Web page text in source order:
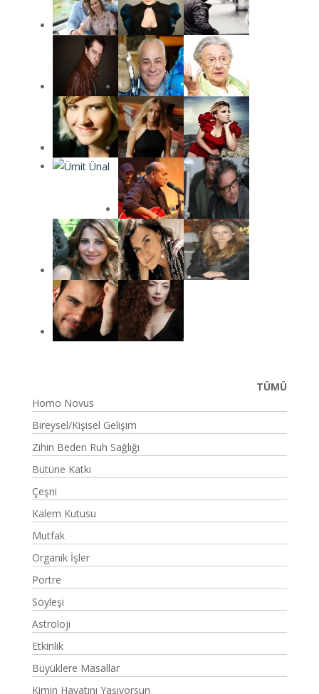
TÜMÜ
Homo Novus
Bireysel/Kişisel Gelişim
Zihin Beden Ruh Sağlığı
Bütüne Katkı
Çeşni
Kalem Kutusu
Mutfak
Organik İşler
Portre
Söyleşi
Astroloji
Etkinlik
Büyüklere Masallar
Kimin Hayatını Yaşıyorsun